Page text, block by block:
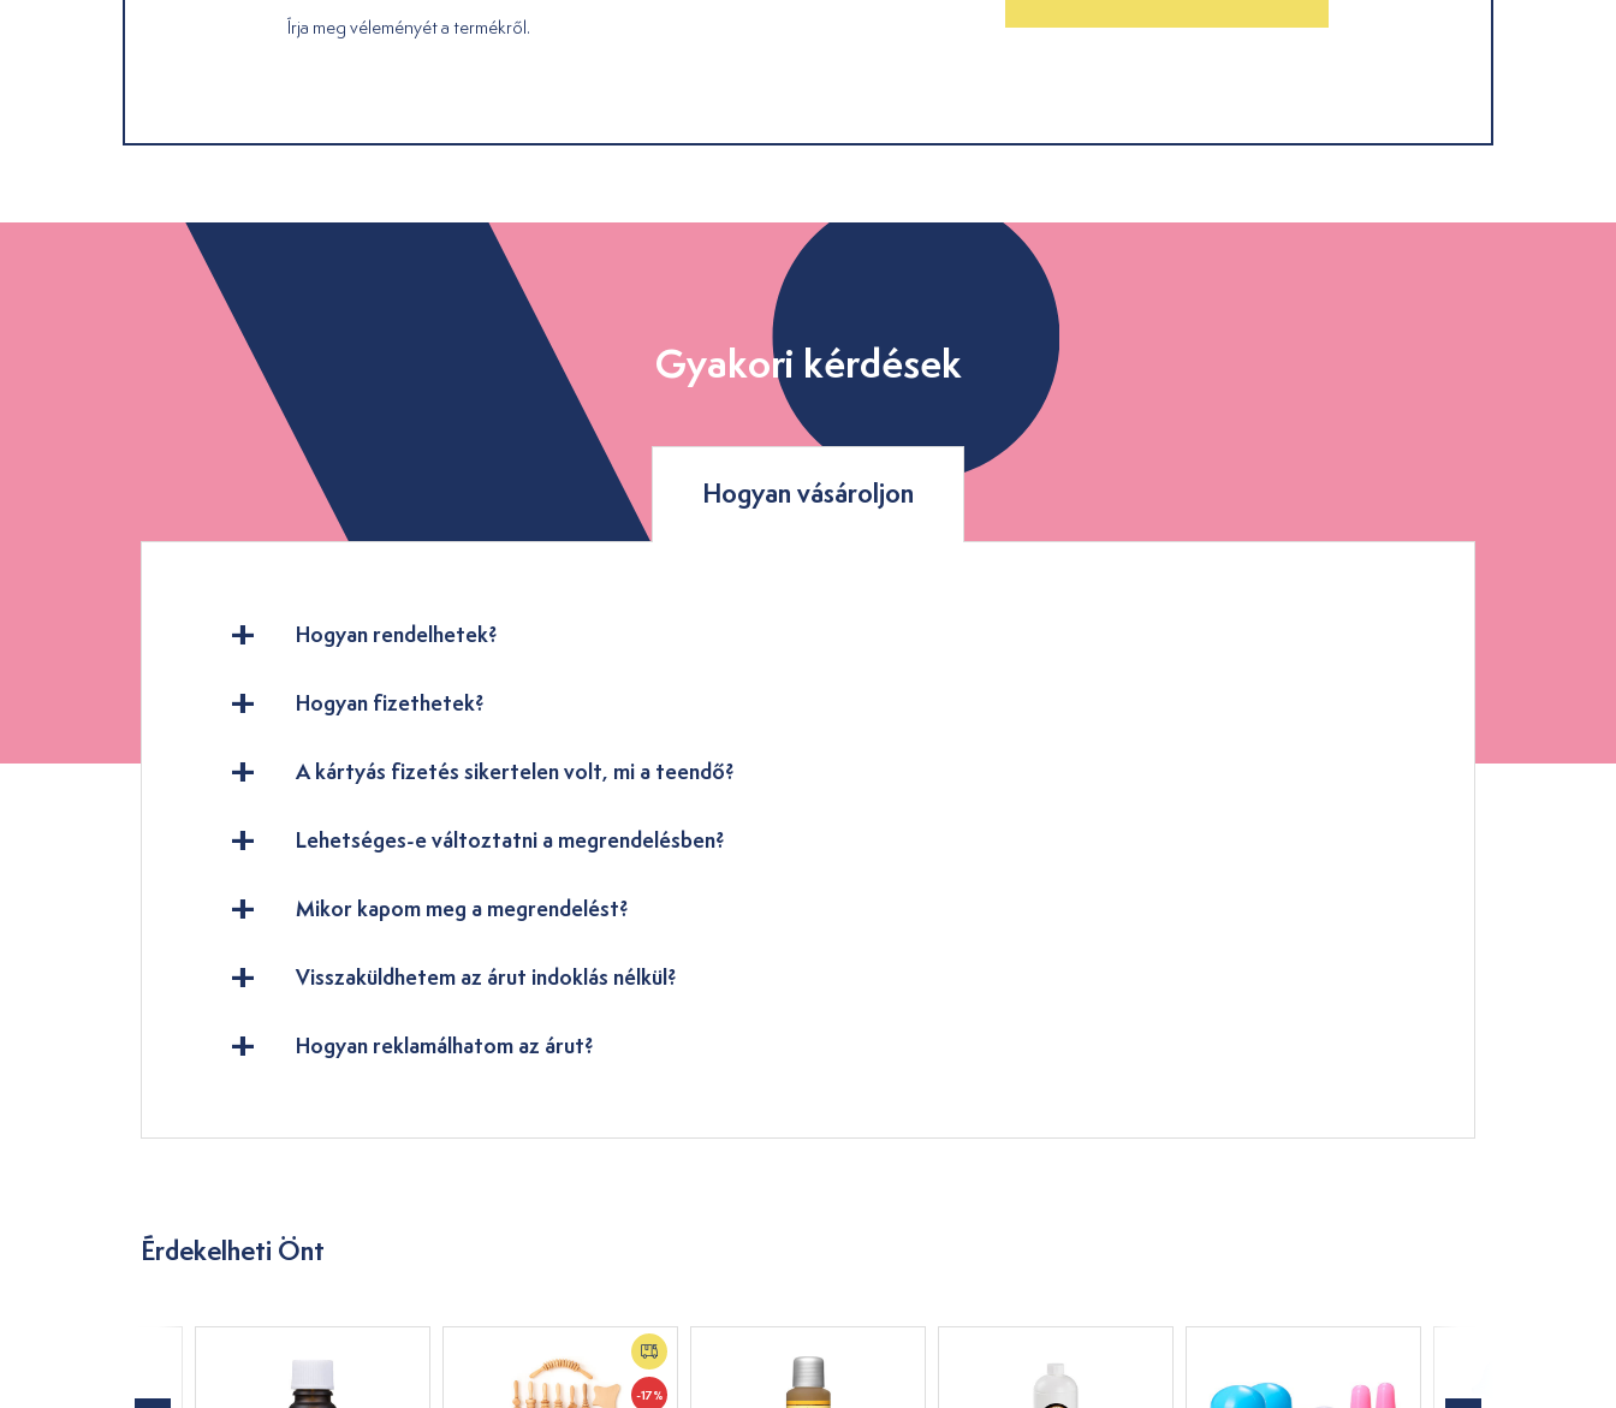
Írja meg véleményét a termékről.
Gyakori kérdések
Hogyan vásároljon
Hogyan rendelhetek?
Hogyan fizethetek?
A kártyás fizetés sikertelen volt, mi a teendő?
Lehetséges-e változtatni a megrendelésben?
Mikor kapom meg a megrendelést?
Visszaküldhetem az árut indoklás nélkül?
Hogyan reklamálhatom az árut?
Érdekelheti Önt
-17%